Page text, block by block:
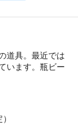
道具。最近では
います。瓶ビー